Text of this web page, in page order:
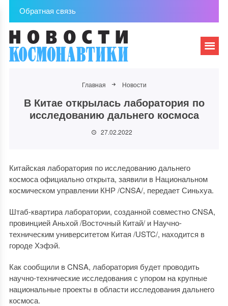
Обратная связь
Главная Новости
В Китае открылась лаборатория по
исследованию дальнего космоса
27.02.2022
Китайская лаборатория по исследованию дальнего
космоса официально открыта, заявили в Национальном
космическом управлении КНР /CNSA/, передает Синьхуа.
Штаб-квартира лаборатории, созданной совместно CNSA,
провинцией Аньхой /Восточный Китай/ и Научно-
техническим университетом Китая /USTC/, находится в
городе Хэфэй.
Как сообщили в CNSA, лаборатория будет проводить
научно-технические исследования с упором на крупные
национальные проекты в области исследования дальнего
космоса.